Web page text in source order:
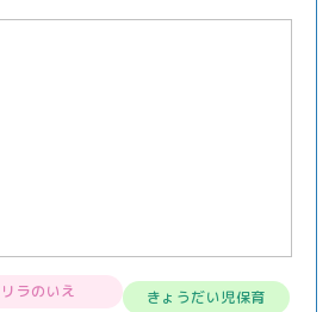
リラのいえ きょうだい児保育